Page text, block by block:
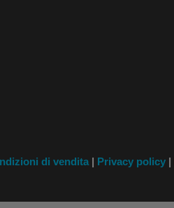
di vendita | Privacy policy |